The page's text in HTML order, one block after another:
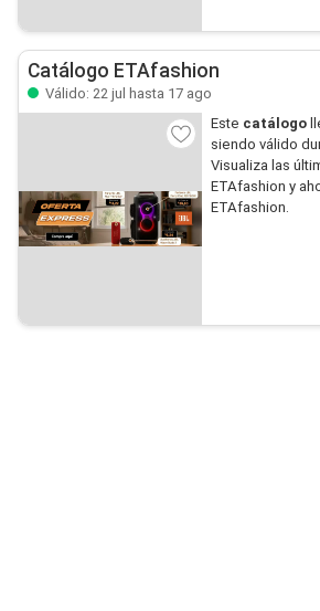
Catálogo ETAfashion
Válido: 22 jul hasta 17 ago
Este catálogo
siendo válido
Visualiza las
ETAfashion y
ETAfashion.